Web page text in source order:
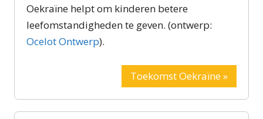
Oekraïne helpt om kinderen betere
leefomstandigheden te geven. (ontwerp:
Ocelot Ontwerp).
Toekomst Oekraïne »